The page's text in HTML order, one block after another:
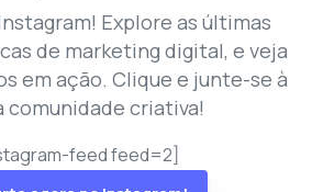
Explore as últimas
de marketing digital, e veja
em ação. Clique e junte-se à
comunidade criativa!
feed feed=2]